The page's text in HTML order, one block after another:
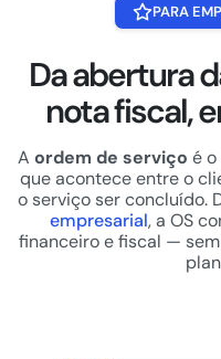
PARA
Da abertura
nota fiscal,
A ordem de serviço é
que acontece entre o
o serviço ser concluído.
empresarial, a OS
financeiro e fiscal —